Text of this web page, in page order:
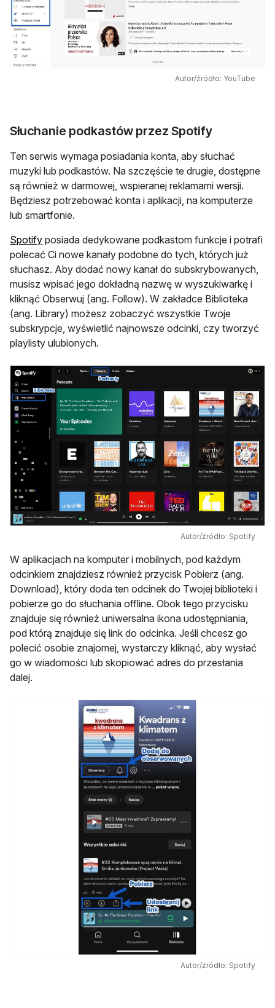
Autor/źródło: YouTube
Słuchanie podkastów przez Spotify
Ten serwis wymaga posiadania konta, aby słuchać
muzyki lub podkastów. Na szczęście te drugie, dostępne
są również w darmowej, wspieranej reklamami wersji.
Będziesz potrzebować konta i aplikacji, na komputerze
lub smartfonie.
Spotifyotwiera się w nowej karcie
posiada dedykowane podkastom funkcje i potrafi
polecać Ci nowe kanały podobne do tych, których już
słuchasz. Aby dodać nowy kanał do subskrybowanych,
musisz wpisać jego dokładną nazwę w wyszukiwarkę i
kliknąć Obserwuj (ang. Follow). W zakładce Biblioteka
(ang. Library) możesz zobaczyć wszystkie Twoje
subskrypcje, wyświetlić najnowsze odcinki, czy tworzyć
playlisty ulubionych.
Autor/źródło: Spotify
W aplikacjach na komputer i mobilnych, pod każdym
odcinkiem znajdziesz również przycisk Pobierz (ang.
Download), który doda ten odcinek do Twojej biblioteki i
pobierze go do słuchania offline. Obok tego przycisku
znajduje się również uniwersalna ikona udostępniania,
pod którą znajduje się link do odcinka. Jeśli chcesz go
polecić osobie znajomej, wystarczy kliknąć, aby wysłać
go w wiadomości lub skopiować adres do przesłania
dalej.
Autor/źródło: Spotify